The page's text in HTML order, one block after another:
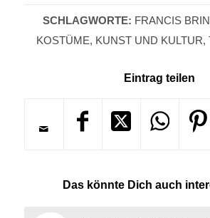
SCHLAGWORTE: FRANCIS
KOSTÜME, KUNST UND KULTUR,
Eintrag teilen
Das könnte Dich auch